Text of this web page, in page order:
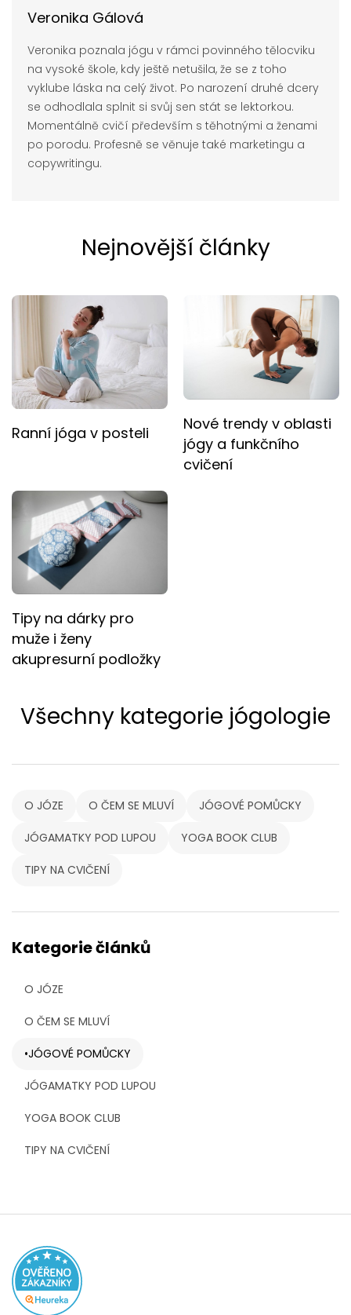
Kategorie článků
O JÓZE
O ČEM SE MLUVÍ
JÓGOVÉ POMŮCKY
JÓGAMATKY POD LUPOU
YOGA BOOK CLUB
TIPY NA CVIČENÍ
Veronika Gálová
Veronika poznala jógu v rámci povinného tělocviku
na vysoké škole, kdy ještě netušila, že se z toho
vyklube láska na celý život. Po narození druhé dcery
se odhodlala splnit si svůj sen stát se lektorkou.
Momentálně cvičí především s těhotnými a ženami
po porodu. Profesně se věnuje také marketingu a
copywritingu.
Nejnovější články
Ranní jóga v posteli
Nové trendy v oblasti
jógy a funkčního
cvičení
Tipy na dárky pro
muže i ženy
akupresurní podložky
Všechny kategorie jógologie
O JÓZE O ČEM SE MLUVÍ JÓGOVÉ POMŮCKY
JÓGAMATKY POD LUPOU YOGA BOOK CLUB
TIPY NA CVIČENÍ